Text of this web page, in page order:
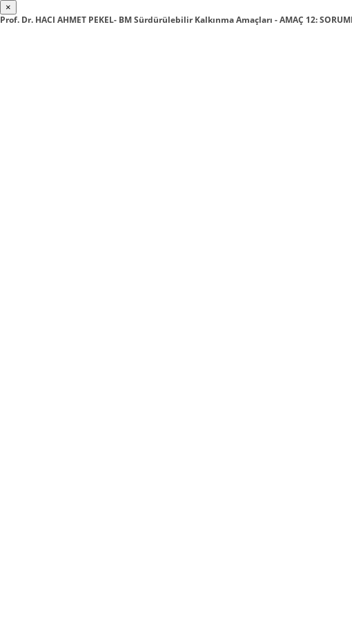
×
Prof. Dr. HACI AHMET PEKEL- BM Sürdürülebilir Kalkınma Amaçları - AMAÇ 12: